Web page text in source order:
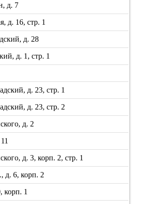
д. 7
д. 16, стр. 1
д. 28
д. 1, стр. 1
д. 23, стр. 1
д. 23, стр. 2
д. 2
д. 3, корп. 2, стр. 1
д. 6, корп. 2
корп. 1